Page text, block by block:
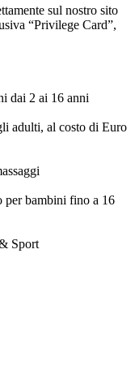
sul nostro sito
“Privilege Card”,
dai 2 ai 16 anni
adulti, al costo di Euro
per bambini fino a 16
Sport